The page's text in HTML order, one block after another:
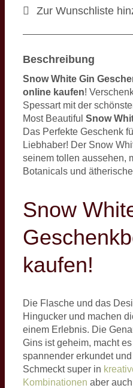
Zur Wunschliste
Beschreibung
Snow White Gin
online kaufen!
Spessart mit der
Most Beautiful Snow
Das Perfekte Geschenk
Liebhaber! Der Snow
seinem tollen aussehen,
Botanicals und
Snow
kaufen!
Die Flasche und das
Hingucker und machen
einem Erlebnis. Die
Gins ist geheim, macht
spannender erkundet
Schmeckt super in
Kombinationen aber